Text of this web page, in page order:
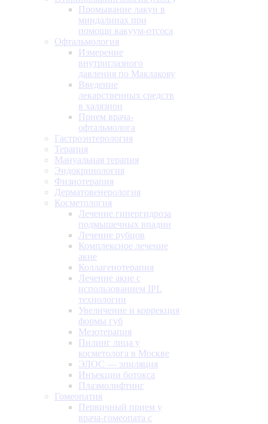
Промывание лакун в
миндалинах при
помощи вакуум-отсоса
Офтальмология
Измерение
внутриглазного
давления по Маклакову
Введение
лекарственных средств
в халязион
Прием врача-
офтальмолога
Гастроэнтерология
Терапия
Мануальная терапия
Эндокринология
Физиотерапия
Дерматовенерология
Косметология
Лечение гипергидроза
подмышечных впадин
Лечение рубцов
Комплексное лечение
акне
Коллагенотерапия
Лечение акне с
использованием IPL
технологии
Увеличение и коррекция
формы губ
Мезотерапия
Пилинг лица у
косметолога в Москве
ЭЛОС — эпиляция
Инъекции ботокса
Плазмолифтинг
Гомеопатия
Первичный прием у
врача-гомеопата с